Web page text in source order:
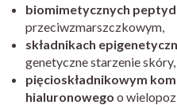
biomimetycznych
przeciwzmarszczkowym,
składnikach
genetyczne starzenie skóry,
pięcioskładnikowym
hialuronowego o